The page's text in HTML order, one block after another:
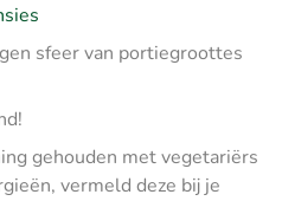
sfeer van portiegroottes
gehouden met vegetariërs
vermeld deze bij je